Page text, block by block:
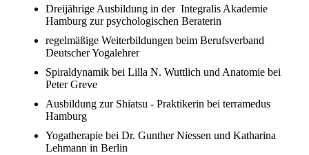
Dreijährige Ausbildung in der Integralis Akademie
Hamburg zur psychologischen Beraterin
regelmäßige Weiterbildungen beim Berufsverband
Deutscher Yogalehrer
Spiraldynamik bei Lilla N. Wuttlich und Anatomie bei
Peter Greve
Ausbildung zur Shiatsu - Praktikerin bei terramedus
Hamburg
Yogatherapie bei Dr. Gunther Niessen und Katharina
Lehmann in Berlin